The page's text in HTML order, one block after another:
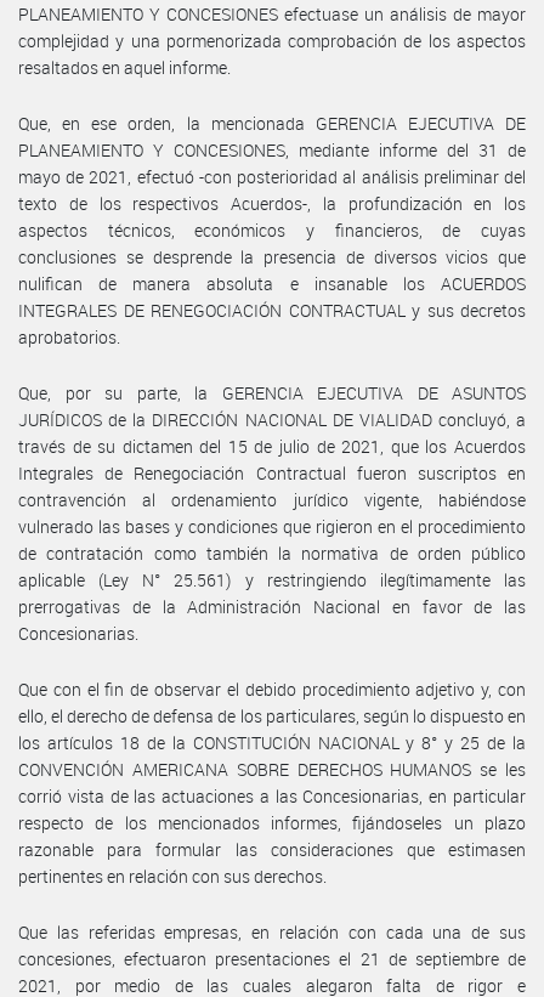
PLANEAMIENTO Y CONCESIONES efectuase un análisis de mayor
complejidad y una pormenorizada comprobación de los aspectos
resaltados en aquel informe.
Que, en ese orden, la mencionada GERENCIA EJECUTIVA DE
PLANEAMIENTO Y CONCESIONES, mediante informe del 31 de
mayo de 2021, efectuó -con posterioridad al análisis preliminar del
texto de los respectivos Acuerdos-, la profundización en los
aspectos técnicos, económicos y financieros, de cuyas
conclusiones se desprende la presencia de diversos vicios que
nulifican de manera absoluta e insanable los ACUERDOS
INTEGRALES DE RENEGOCIACIÓN CONTRACTUAL y sus decretos
aprobatorios.
Que, por su parte, la GERENCIA EJECUTIVA DE ASUNTOS
JURÍDICOS de la DIRECCIÓN NACIONAL DE VIALIDAD concluyó, a
través de su dictamen del 15 de julio de 2021, que los Acuerdos
Integrales de Renegociación Contractual fueron suscriptos en
contravención al ordenamiento jurídico vigente, habiéndose
vulnerado las bases y condiciones que rigieron en el procedimiento
de contratación como también la normativa de orden público
aplicable (Ley N° 25.561) y restringiendo ilegítimamente las
prerrogativas de la Administración Nacional en favor de las
Concesionarias.
Que con el fin de observar el debido procedimiento adjetivo y, con
ello, el derecho de defensa de los particulares, según lo dispuesto en
los artículos 18 de la CONSTITUCIÓN NACIONAL y 8° y 25 de la
CONVENCIÓN AMERICANA SOBRE DERECHOS HUMANOS se les
corrió vista de las actuaciones a las Concesionarias, en particular
respecto de los mencionados informes, fijándoseles un plazo
razonable para formular las consideraciones que estimasen
pertinentes en relación con sus derechos.
Que las referidas empresas, en relación con cada una de sus
concesiones, efectuaron presentaciones el 21 de septiembre de
2021, por medio de las cuales alegaron falta de rigor e